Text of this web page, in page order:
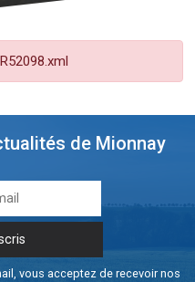
de Mionnay
vous acceptez de recevoir nos